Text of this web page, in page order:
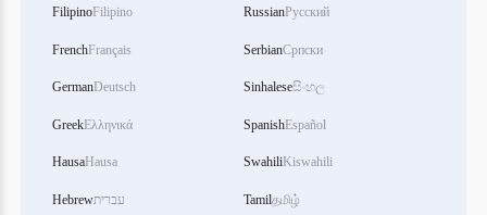
FilipinoFilipino
FrenchFrançais
GermanDeutsch
GreekΕλληνικά
HausaHausa
Hebrewעברית
RussianРусский
SerbianСрпски
Sinhaleseසිංහල
SpanishEspañol
SwahiliKiswahili
Tamilதமிழ்